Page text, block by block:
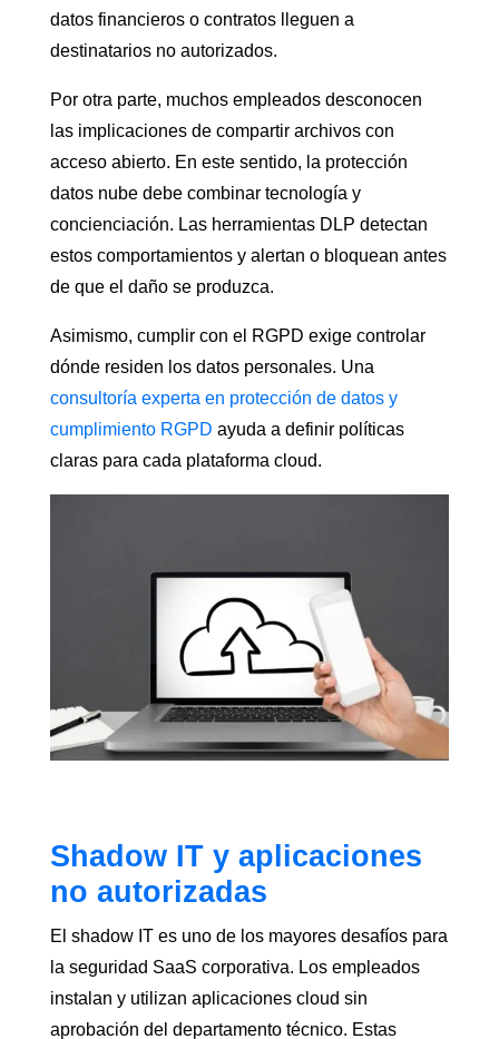
datos financieros o contratos lleguen a
destinatarios no autorizados.
Por otra parte, muchos empleados desconocen
las implicaciones de compartir archivos con
acceso abierto. En este sentido, la protección
datos nube debe combinar tecnología y
concienciación. Las herramientas DLP detectan
estos comportamientos y alertan o bloquean antes
de que el daño se produzca.
Asimismo, cumplir con el RGPD exige controlar
dónde residen los datos personales. Una
consultoría experta en protección de datos y
cumplimiento RGPD ayuda a definir políticas
claras para cada plataforma cloud.
Shadow IT y aplicaciones
no autorizadas
El shadow IT es uno de los mayores desafíos para
la seguridad SaaS corporativa. Los empleados
instalan y utilizan aplicaciones cloud sin
aprobación del departamento técnico. Estas